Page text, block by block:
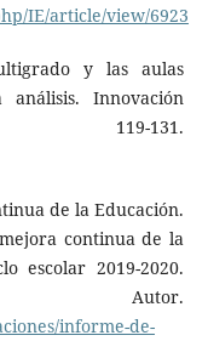
IE/article/view/6923
y las aulas
Innovación
119-131.
de la Educación.
continua de la
escolar 2019-2020.
Autor.
informe-de-